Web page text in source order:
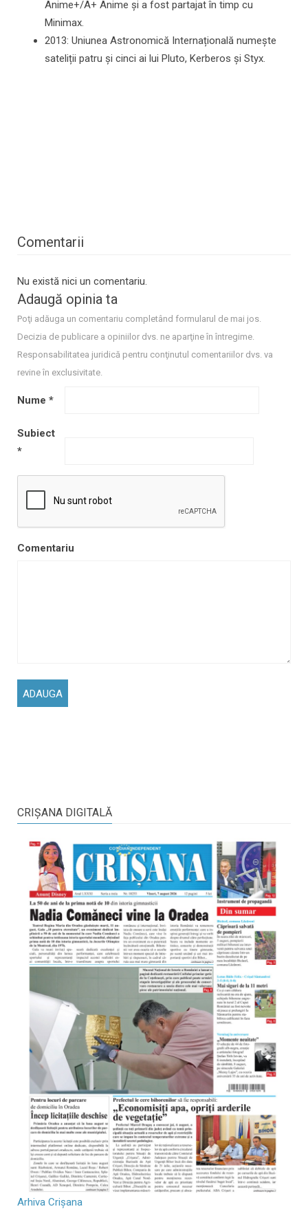
Anime+/A+ Anime și a fost partajat în timp cu
Minimax.
2013: Uniunea Astronomică Internațională numește
sateliții patru și cinci ai lui Pluto, Kerberos și Styx.
Comentarii
Nu există nici un comentariu.
Adaugă opinia ta
Poţi adăuga un comentariu completând formularul de mai jos.
Decizia de publicare a opiniilor dvs. ne aparţine în întregime.
Responsabilitatea juridică pentru conţinutul comentariilor dvs. va
revine în exclusivitate.
Nume *
Subiect
*
Comentariu
CRIŞANA DIGITALĂ
Arhiva Crișana